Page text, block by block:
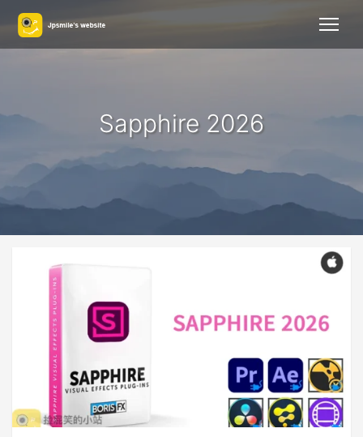
Sapphire 2026